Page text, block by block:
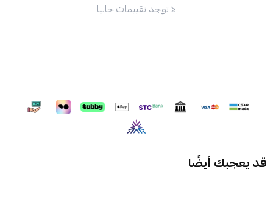
لا توجد تقييمات حاليا
قد يعجبك أيضًا